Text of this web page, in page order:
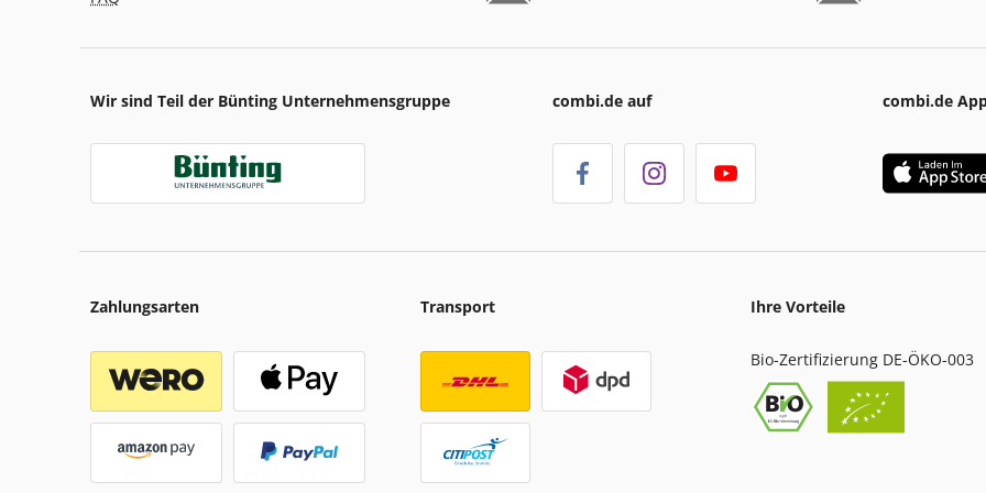
Wir sind Teil der Bünting Unternehmensgruppe combi.de auf combi.de
Zahlungsarten Transport Ihre Vorteile
Bio-Zertifizierung DE-ÖKO-003